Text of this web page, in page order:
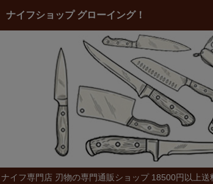
ナイフショップ グローイング！
ナイフ専門店 刃物の専門通販ショップ 18500円以上送